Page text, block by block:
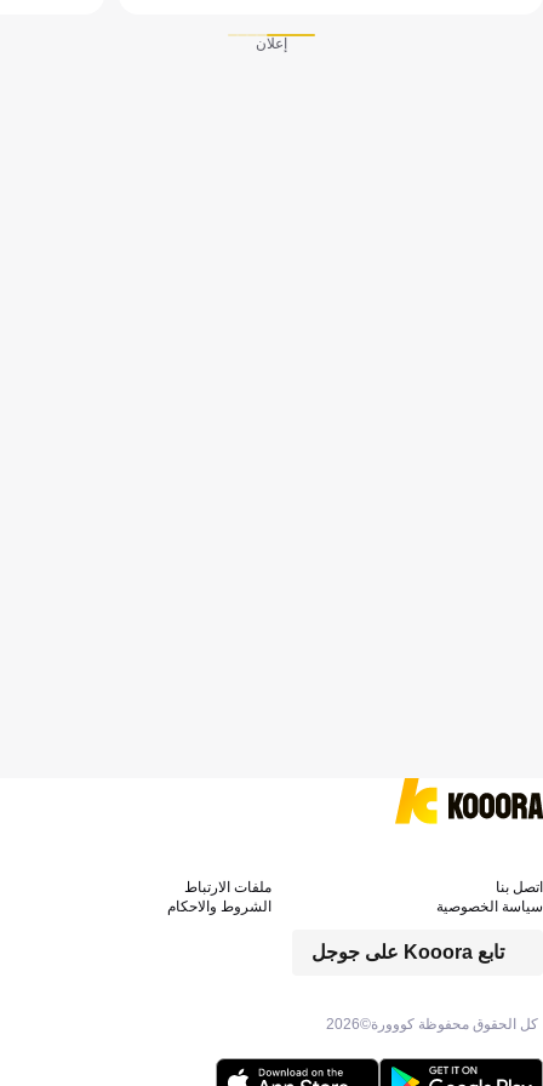
إعلان
كل الحقوق محفوظة كووورة©2026
تابع Kooora على جوجل
اتصل بنا
ملفات الارتباط
سياسة الخصوصية
الشروط والاحكام